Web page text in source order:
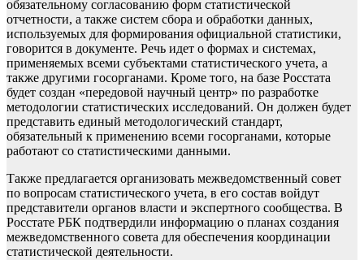
обязательному согласованию форм статистической
отчетности, а также систем сбора и обработки данных,
используемых для формирования официальной статистики,
говорится в документе. Речь идет о формах и системах,
применяемых всеми субъектами статистического учета, а
также другими госорганами. Кроме того, на базе Росстата
будет создан «передовой научный центр» по разработке
методологии статистических исследований. Он должен будет
представить единый методологический стандарт,
обязательный к применению всеми госорганами, которые
работают со статистическими данными.
Также предлагается организовать межведомственный совет
по вопросам статистического учета, в его состав войдут
представители органов власти и экспертного сообщества. В
Росстате РБК подтвердили информацию о планах создания
межведомственного совета для обеспечения координации
статистической деятельности.